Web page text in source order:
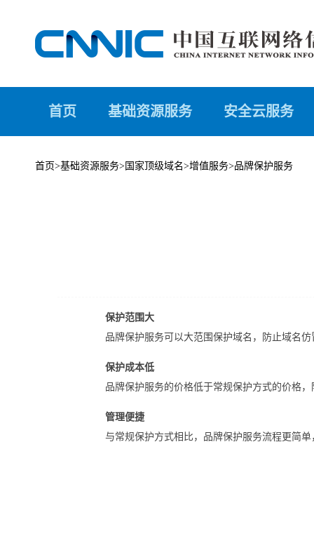
首页 基础资源服务 安全云服务
首页>基础资源服务> 国家顶级域名>增值服务>品牌保护服务
保护范围大
品牌保护服务可以大范围保护域名，防止域名
保护成本低
品牌保护服务的价格低于常规保护方式的价格
管理便捷
与常规保护方式相比，品牌保护服务流程更简